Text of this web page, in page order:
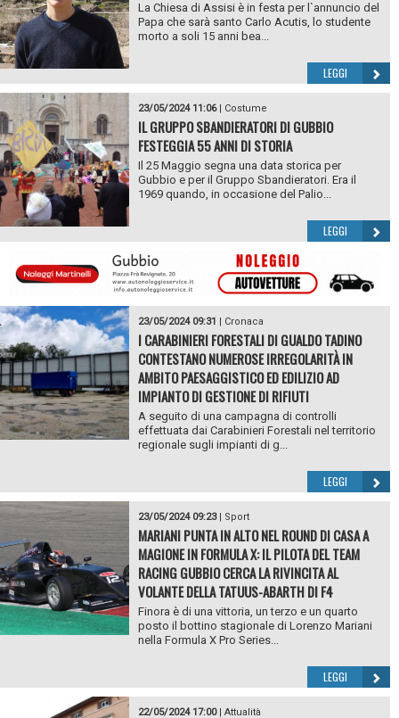
La Chiesa di Assisi è in festa per l`annuncio del
Papa che sarà santo Carlo Acutis, lo studente
morto a soli 15 anni bea...
LEGGI
23/05/2024 11:06| Costume
IL GRUPPO SBANDIERATORI DI GUBBIO
FESTEGGIA 55 ANNI DI STORIA
Il 25 Maggio segna una data storica per
Gubbio e per il Gruppo Sbandieratori. Era il
1969 quando, in occasione del Palio...
LEGGI
23/05/2024 09:31 Cronaca
I CARABINIERI FORESTALI DI GUALDO TADINO
CONTESTANO NUMEROSE IRREGOLARITÀ IN
AMBITO PAESAGGISTICO ED EDILIZIO AD
IMPIANTO DI GESTIONE DI RIFIUTI
A seguito di una campagna di controlli
effettuata dai Carabinieri Forestali nel territorio
regionale sugli impianti di g...
LEGGI
23/05/2024 09:23| Sport
MARIANI PUNTA IN ALTO NEL ROUND DI CASA A
MAGIONE IN FORMULA X: IL PILOTA DEL TEAM
RACING GUBBIO CERCA LA RIVINCITA AL
VOLANTE DELLA TATUUS-ABARTH DI F4
Finora è di una vittoria, un terzo e un quarto
posto il bottino stagionale di Lorenzo Mariani
nella Formula X Pro Series...
LEGGI
22/05/2024 17:00| Attualità